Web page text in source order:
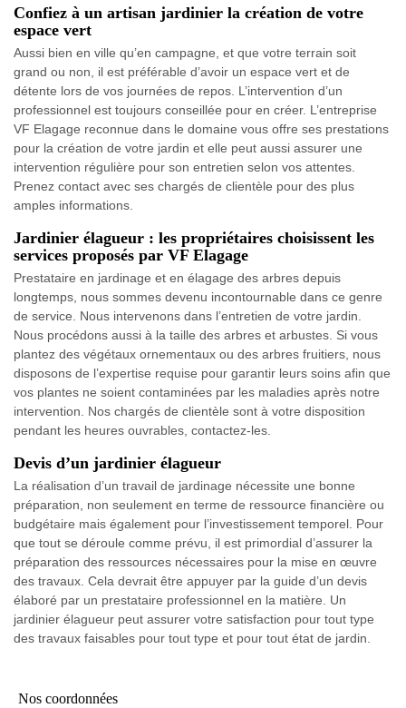
Confiez à un artisan jardinier la création de votre
espace vert
Aussi bien en ville qu’en campagne, et que votre terrain soit
grand ou non, il est préférable d’avoir un espace vert et de
détente lors de vos journées de repos. L’intervention d’un
professionnel est toujours conseillée pour en créer. L’entreprise
VF Elagage reconnue dans le domaine vous offre ses prestations
pour la création de votre jardin et elle peut aussi assurer une
intervention régulière pour son entretien selon vos attentes.
Prenez contact avec ses chargés de clientèle pour des plus
amples informations.
Jardinier élagueur : les propriétaires choisissent les
services proposés par VF Elagage
Prestataire en jardinage et en élagage des arbres depuis
longtemps, nous sommes devenu incontournable dans ce genre
de service. Nous intervenons dans l’entretien de votre jardin.
Nous procédons aussi à la taille des arbres et arbustes. Si vous
plantez des végétaux ornementaux ou des arbres fruitiers, nous
disposons de l’expertise requise pour garantir leurs soins afin que
vos plantes ne soient contaminées par les maladies après notre
intervention. Nos chargés de clientèle sont à votre disposition
pendant les heures ouvrables, contactez-les.
Devis d’un jardinier élagueur
La réalisation d’un travail de jardinage nécessite une bonne
préparation, non seulement en terme de ressource financière ou
budgétaire mais également pour l’investissement temporel. Pour
que tout se déroule comme prévu, il est primordial d’assurer la
préparation des ressources nécessaires pour la mise en œuvre
des travaux. Cela devrait être appuyer par la guide d’un devis
élaboré par un prestataire professionnel en la matière. Un
jardinier élagueur peut assurer votre satisfaction pour tout type
des travaux faisables pour tout type et pour tout état de jardin.
Nos coordonnées